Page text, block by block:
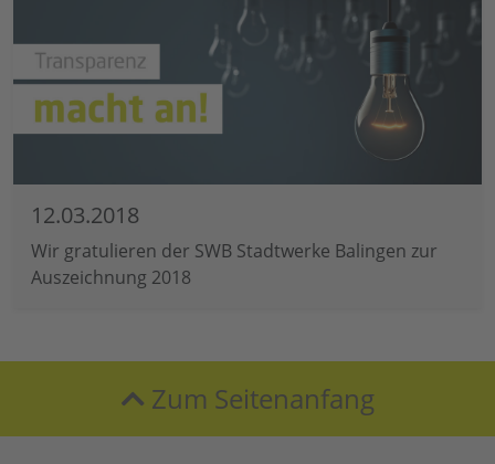
12.03.2018
Wir gratulieren der SWB Stadtwerke Balingen zur
Auszeichnung 2018
Zum Seitenanfang